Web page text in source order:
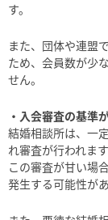
す。
また、団体や連盟
ため、会員数が少
せん。
・入会審査の基準
結婚相談所は、一
れ審査が行われます
この審査が甘い場
発生する可能性があ